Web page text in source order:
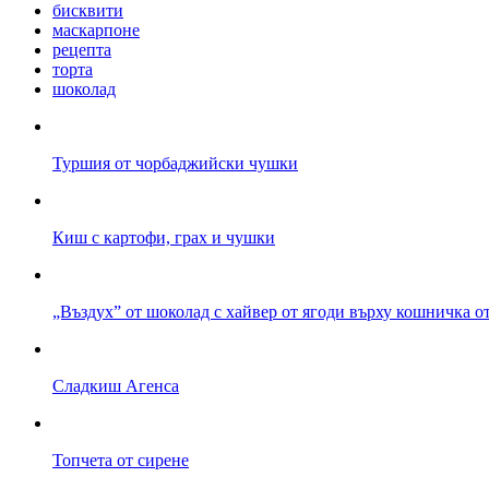
бисквити
маскарпоне
рецепта
торта
шоколад
Туршия от чорбаджийски чушки
Киш с картофи, грах и чушки
„Въздух” от шоколад с хайвер от ягоди върху кошничка
Сладкиш Агенса
Топчета от сирене